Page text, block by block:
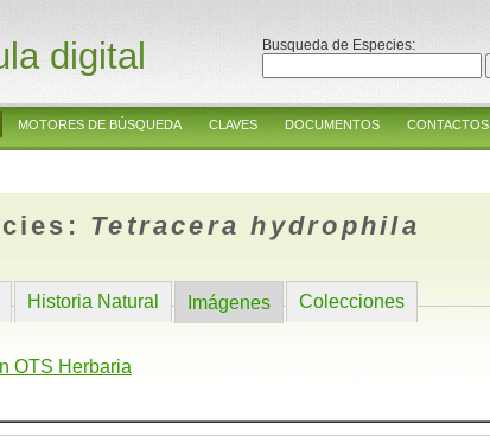
digital Busqueda de Especies:
MOTORES DE BÚSQUEDA CLAVES DOCUMENTOS CONTACTOS
Tetracera hydrophila
Historia Natural Imágenes Colecciones
OTS Herbaria